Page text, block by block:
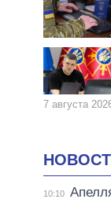
7 августа
10:10